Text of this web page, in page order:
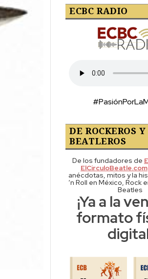
ECBC RADIO
DE ROCKEROS Y
BEATLEROS
De los fundadores de
ElCirculoBeatle.com
anécdotas, mitos y la
‘n Roll en México, Rock
Beatles
¡Ya a la
formato